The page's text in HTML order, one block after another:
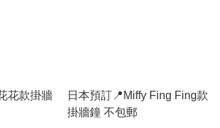
花款掛牆
日本預訂📍Miffy Fing Fing款
掛牆鐘 不包郵